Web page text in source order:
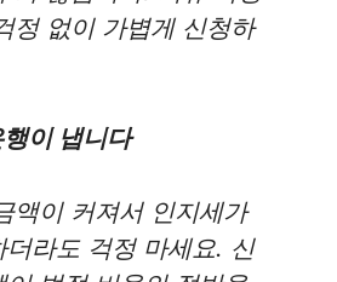
정 없이 가볍게 신청하
이 냅니다
액이 커져서 인지세가
더라도 걱정 마세요. 신